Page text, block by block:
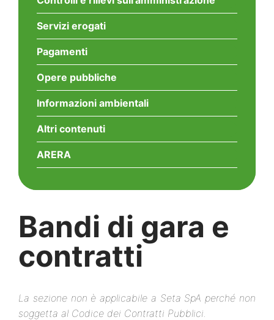
Servizi erogati
Pagamenti
Opere pubbliche
Informazioni ambientali
Altri contenuti
ARERA
Bandi di gara e
contratti
La sezione non è applicabile a Seta SpA perché non
soggetta al Codice dei Contratti Pubblici.